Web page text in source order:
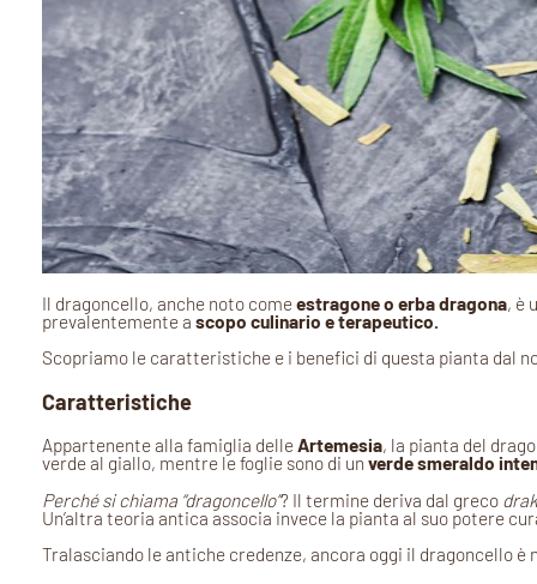
Il dragoncello, anche noto comeestragone o erba dragona, è
prevalentemente a scopo culinario e terapeutico.
Scopriamo le caratteristiche e i benefici di questa pianta dal
Caratteristiche
Appartenente alla famiglia delleArtemesia, la pianta del
verde al giallo, mentre le foglie sono di un verde smeraldo
Perché si chiama “dragoncello”? Il termine deriva dal greco
Un’altra teoria antica associa invece la pianta al suo potere
Tralasciando le antiche credenze, ancora oggi il dragoncello